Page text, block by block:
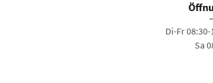
Di-Fr
Sa